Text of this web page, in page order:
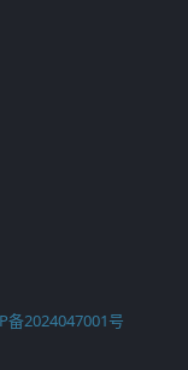
备2024047001号